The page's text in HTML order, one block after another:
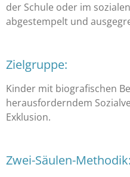
der Schule oder im
abgestempelt und
Zielgruppe:
Kinder mit biografischen
herausforderndem
Exklusion.
Zwei-Säulen-Methodik: